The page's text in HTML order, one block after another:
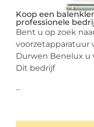
Koop een
professionele
Bent u op zoek
voorzetapparatuur
Durwen Benelux u
Dit bedrijf
...